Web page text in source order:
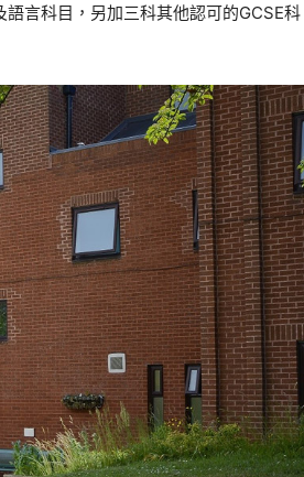
言科目，另加三科其他認可的GCSE科